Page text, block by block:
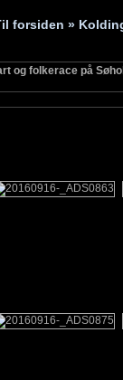
forsiden »
og folkerace på